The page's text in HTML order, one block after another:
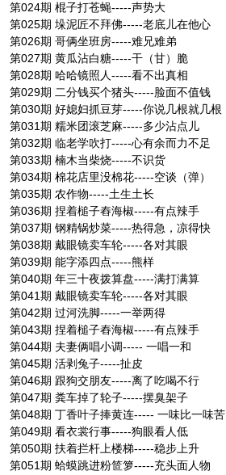
第024期 棍子打苍蝇-----声势大
第025期 垛泥匠不拜佛-----老底儿在他心
第026期 哥俩坐班房-----难兄难弟
第027期 黄瓜沾白糖-----干（甘）脆
第028期 哈哈镜照人-----看不出真相
第029期 二分钱买个猪头-----脸面不值钱
第030期 好媳妇抓豆芽-----你说几根就几根
第031期 糯米团滚芝麻-----多少沾点儿
第032期 临老学吹打-----心有余而力不足
第033期 楠木当柴烧-----不识货
第034期 棉花店里没棉花-----空谈（弹）
第035期 农作物-----土生土长
第036期 捏着槌子舂海椒-----有点辣手
第037期 钢精锅炒菜-----热得急，凉得快
第038期 戴眼镜卖车轮-----各对其眼
第039期 能字添四点-----熊样
第040期 年三十夜拨算盘-----满打满算
第041期 戴眼镜卖车轮-----各对其眼
第042期 过河洗脚-----一举两得
第043期 捏着槌子舂海椒-----有点辣手
第044期 夫妻俩唱小调----- 一唱一和
第045期 活剥兔子-----扯皮
第046期 跟狗交朋友-----离了吃喝不行
第047期 粪车掉了轮子-----摆臭架子
第048期 丁香叶子捧黄连----- 一味比一味苦
第049期 看衣裳行事-----狗眼看人低
第050期 扶着拦杆上楼梯-----稳步上升
第051期 蛤蟆跳进粉笸箩-----充头面人物